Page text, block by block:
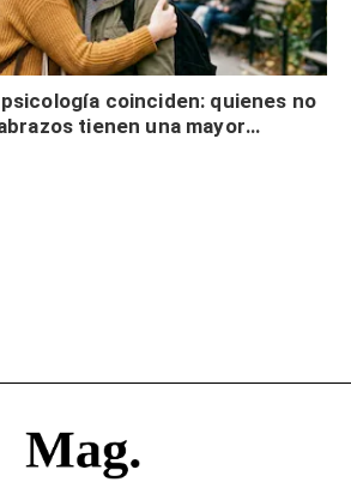
coinciden: quienes no
tienen una mayor
físicos y no es por